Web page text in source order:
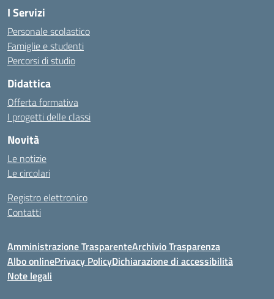
I Servizi
Personale scolastico
Famiglie e studenti
Percorsi di studio
Didattica
Offerta formativa
I progetti delle classi
Novità
Le notizie
Le circolari
Registro elettronico
Contatti
Amministrazione TrasparenteArchivio Trasparenza
Albo onlinePrivacy PolicyDichiarazione di accessibilità
Note legali